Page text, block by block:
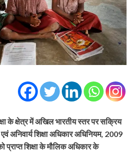
के क्षेत्र में अखिल भारतीय स्तर पर सक्रिय
अनिवार्य शिक्षा अधिकार अधिनियम, 2009
प्राप्त शिक्षा के मौलिक अधिकार के